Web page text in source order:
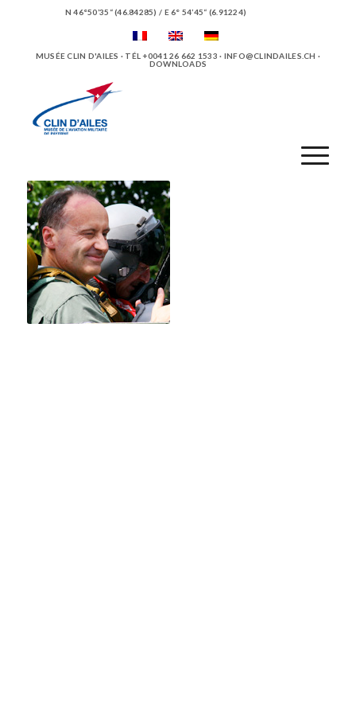
N 46°50’35“ (46.84285) / E 6° 54’45“ (6.91224)
MUSÉE CLIN D'AILES · TÉL +0041 26 662 1533 · INFO@CLINDAILES.CH ·
DOWNLOADS